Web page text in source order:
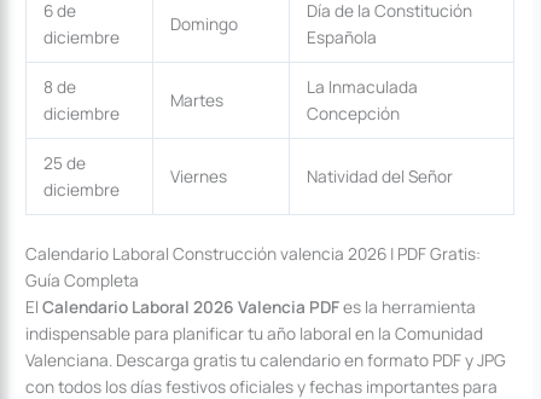
6 de
diciembre
Domingo
Día de la Constitución
Española
8 de
diciembre
Martes
La Inmaculada
Concepción
25 de
diciembre
Viernes Natividad del Señor
Calendario Laboral Construcción valencia 2026 | PDF Gratis:
Guía Completa
ElCalendario Laboral 2026 Valencia PDFes la herramienta
indispensable para planificar tu año laboral en la Comunidad
Valenciana. Descarga gratis tu calendario en formato PDF y JPG
con todos los días festivos oficiales y fechas importantes para